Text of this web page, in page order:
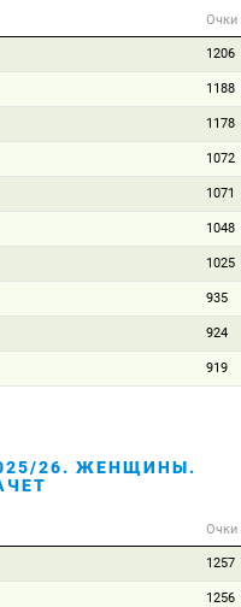
Очки
1206
1188
1178
1072
1071
1048
1025
935
924
919
26. ЖЕНЩИНЫ.
Очки
1257
1256